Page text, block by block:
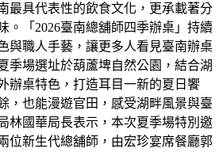
最具代表性的飲食文化，更承載著分
。「2026臺南總舖師四季辦桌」持續
與職人手藝，讓更多人看見臺南辦桌
季場選址於葫蘆埤自然公園，結合湖
辦桌特色，打造耳目一新的夏日饗
，也能漫遊官田，感受湖畔風景與臺
林國華局長表示，本次夏季場特別邀
位新生代總舖師，由宏珍宴席餐廳郭